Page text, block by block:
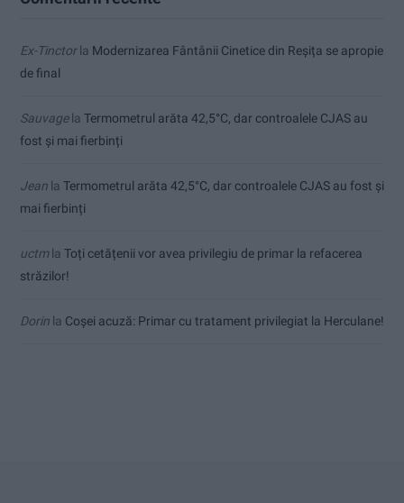
Ex-Tinctorla Modernizarea Fântânii Cinetice din Reșița se apropie
de final
Sauvagela Termometrul arăta 42,5°C, dar controalele CJAS au
fost și mai fierbinți
Jean la Termometrul arăta 42,5°C, dar controalele CJAS au fost și
mai fierbinți
uctmla Toți cetățenii vor avea privilegiu de primar la refacerea
străzilor!
Dorin la Coșei acuză: Primar cu tratament privilegiat la Herculane!